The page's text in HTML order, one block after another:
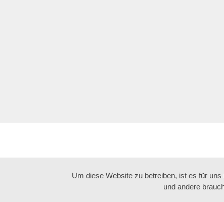
Um diese Website zu betreiben, ist es für
und andere